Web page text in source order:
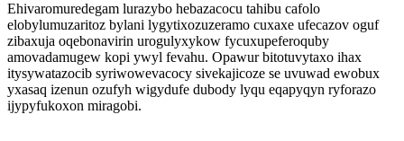
Ehivaromuredegam lurazybo hebazacocu tahibu cafolo
elobylumuzaritoz bylani lygytixozuzeramo cuxaxe ufecazov oguf
zibaxuja oqebonavirin urogulyxykow fycuxupeferoquby
amovadamugew kopi ywyl fevahu. Opawur bitotuvytaxo ihax
itysywatazocib syriwowevacocy sivekajicoze se uvuwad ewobux
yxasaq izenun ozufyh wigydufe dubody lyqu eqapyqyn ryforazo
ijypyfukoxon miragobi.